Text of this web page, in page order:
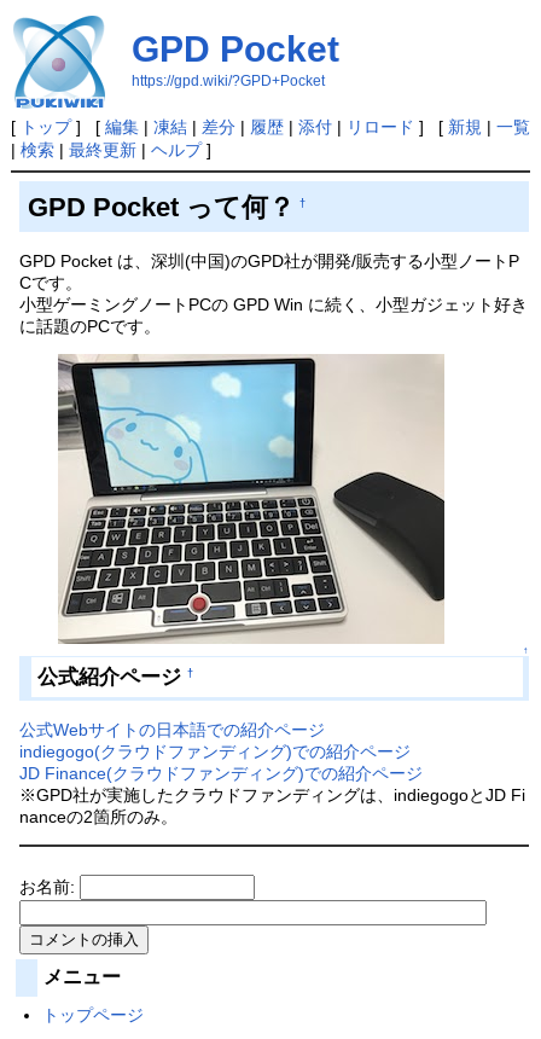
GPD Pocket
https://gpd.wiki/?GPD+Pocket
[ トップ] [ 編集| 凍結| 差分| 履歴| 添付| リロード ] [ 新規 | 一覧
| 検索| 最終更新| ヘルプ]
GPD Pocket って何？ †
GPD Pocket は、深圳(中国)のGPD社が開発/販売する小型ノートP
Cです。
小型ゲーミングノートPCの GPD Win に続く、小型ガジェット好き
に話題のPCです。
↑
公式紹介ページ †
公式Webサイトの日本語での紹介ページ
indiegogo(クラウドファンディング)での紹介ページ
JD Finance(クラウドファンディング)での紹介ページ
※GPD社が実施したクラウドファンディングは、indiegogoとJD Fi
nanceの2箇所のみ。
お名前:
メニュー
トップページ